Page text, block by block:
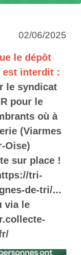
02/06/2025
le dépôt
est interdit :
le syndicat
pour le
où à
(Viarmes
Oise)
sur place !
tri-
de-tri/...
via le